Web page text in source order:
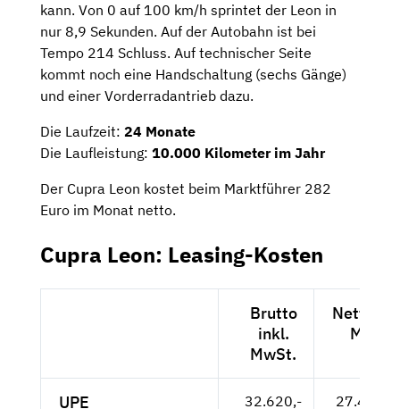
kann. Von 0 auf 100 km/h sprintet der Leon in
nur 8,9 Sekunden. Auf der Autobahn ist bei
Tempo 214 Schluss. Auf technischer Seite
kommt noch eine Handschaltung (sechs Gänge)
und einer Vorderradantrieb dazu.
Die Laufzeit: 24 Monate
Die Laufleistung: 10.000 Kilometer im Jahr
Der Cupra Leon kostet beim Marktführer 282
Euro im Monat netto.
Cupra Leon: Leasing-Kosten
Brutto
inkl.
MwSt.
Netto
MwSt.
UPE
32.620,-